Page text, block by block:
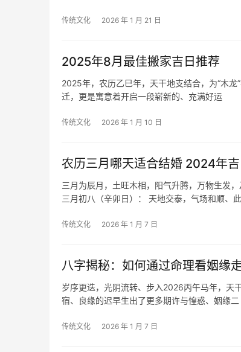
传统文化 2026 年 1 月 21 日
2025年8月最佳搬家吉日推荐
2025年，农历乙巳年，天干地支结合，为“木
迁，更是寓意着开启一段崭新的、充满好运
传统文化 2026 年 1 月 10 日
农历三月哪天适合结婚 2024年
三月为辰月，土旺木相，阳气升腾，万物生发
三月初八（辛卯日）： 天地交泰，气场和顺、此
传统文化 2026 年 1 月 7 日
八字揭秘：如何通过命理看姻缘
岁序更迭，光阴流转、步入2026丙午马年，天
宿、良缘的迟早生出了更多期许与惶惑、姻缘二
传统文化 2026 年 1 月 7 日